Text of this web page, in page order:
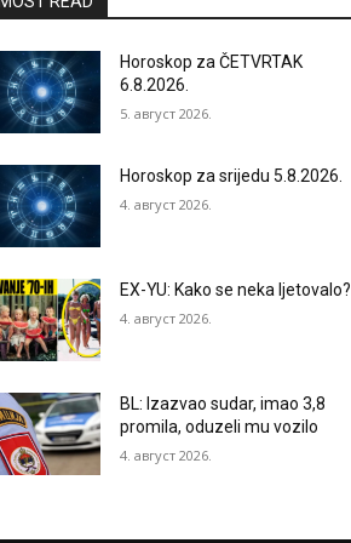
Horoskop za ČETVRTAK
6.8.2026.
5. август 2026.
Horoskop za srijedu 5.8.2026.
4. август 2026.
EX-YU: Kako se neka ljetovalo?
4. август 2026.
BL: Izazvao sudar, imao 3,8
promila, oduzeli mu vozilo
4. август 2026.